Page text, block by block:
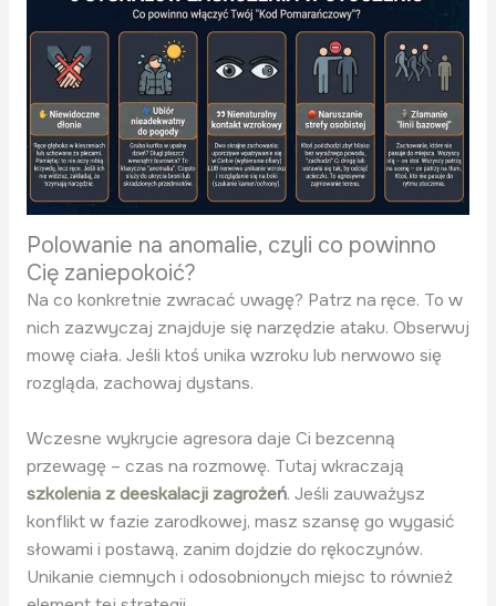
Polowanie na anomalie, czyli co powinno
Cię zaniepokoić?
Na co konkretnie zwracać uwagę? Patrz na ręce. To w
nich zazwyczaj znajduje się narzędzie ataku. Obserwuj
mowę ciała. Jeśli ktoś unika wzroku lub nerwowo się
rozgląda, zachowaj dystans.
Wczesne wykrycie agresora daje Ci bezcenną
przewagę – czas na rozmowę. Tutaj wkraczają
szkolenia z deeskalacji zagrożeń. Jeśli zauważysz
konflikt w fazie zarodkowej, masz szansę go wygasić
słowami i postawą, zanim dojdzie do rękoczynów.
Unikanie ciemnych i odosobnionych miejsc to również